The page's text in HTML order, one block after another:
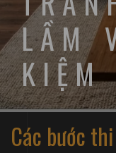
LẦM
Các bước